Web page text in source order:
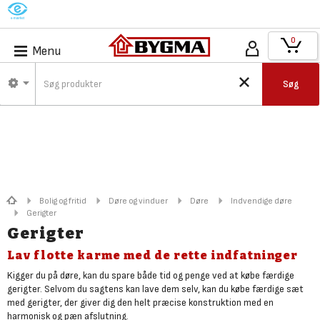
M
Menu
Søg
0
Bolig og fritid Døre og vinduer Døre
Indvendige døre
Gerigter
Gerigter
Lav flotte karme med de rette indfatninger
Kigger du på døre, kan du spare både tid og penge ved at købe færdige
gerigter. Selvom du sagtens kan lave dem selv, kan du købe færdige sæt
med gerigter, der giver dig den helt præcise konstruktion med en
harmonisk og pæn afslutning.